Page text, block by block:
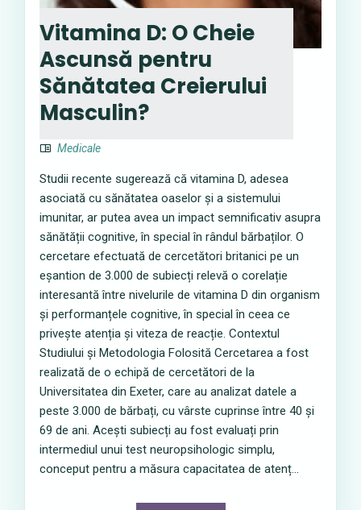
Vitamina D: O Cheie
Ascunsă pentru
Sănătatea Creierului
Masculin?
Medicale
Studii recente sugerează că vitamina D, adesea
asociată cu sănătatea oaselor și a sistemului
imunitar, ar putea avea un impact semnificativ asupra
sănătății cognitive, în special în rândul bărbaților. O
cercetare efectuată de cercetători britanici pe un
eșantion de 3.000 de subiecți relevă o corelație
interesantă între nivelurile de vitamina D din organism
și performanțele cognitive, în special în ceea ce
privește atenția și viteza de reacție. Contextul
Studiului și Metodologia Folosită Cercetarea a fost
realizată de o echipă de cercetători de la
Universitatea din Exeter, care au analizat datele a
peste 3.000 de bărbați, cu vârste cuprinse între 40 și
69 de ani. Acești subiecți au fost evaluați prin
intermediul unui test neuropsihologic simplu,
conceput pentru a măsura capacitatea de atenț...